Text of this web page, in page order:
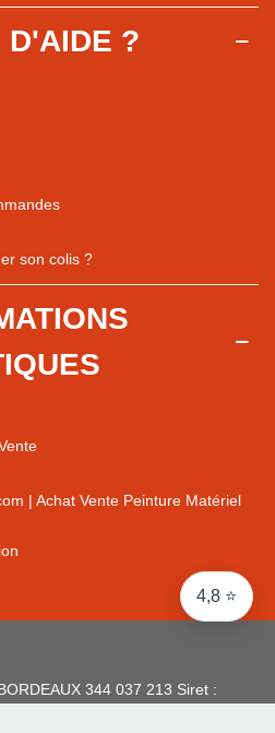
4,8 ⭐
du magasin
Chez vous, Point relais, Retrait magasin
D'AIDE ?
son colis ?
| Achat Vente Peinture Matériel
344 037 213 Siret :